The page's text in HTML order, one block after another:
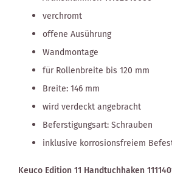
verchromt
offene Ausührung
Wandmontage
für Rollenbreite bis 120 mm
Breite: 146 mm
wird verdeckt angebracht
Beferstigungsart: Schrauben
inklusive korrosionsfreiem
Keuco Edition 11 Handtuchhaken